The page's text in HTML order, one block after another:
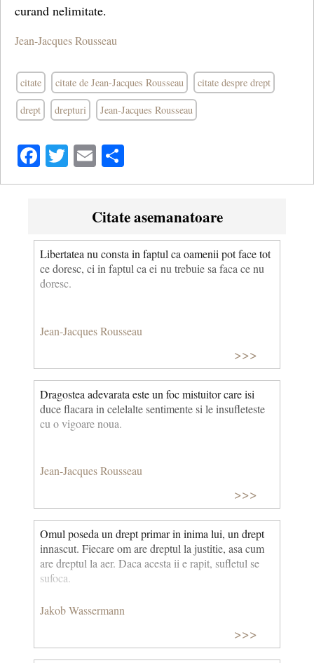
curand nelimitate.
Jean-Jacques Rousseau
citate citate de Jean-Jacques Rousseau citate despre drept
drept drepturi Jean-Jacques Rousseau
Facebook
Twitter
Email
Citate asemanatoare
Libertatea nu consta in faptul ca oamenii pot face tot
ce doresc, ci in faptul ca ei nu trebuie sa faca ce nu
doresc.
Jean-Jacques Rousseau
>>>
Dragostea adevarata este un foc mistuitor care isi
duce flacara in celelalte sentimente si le insufleteste
cu o vigoare noua.
Jean-Jacques Rousseau
>>>
Omul poseda un drept primar in inima lui, un drept
innascut. Fiecare om are dreptul la justitie, asa cum
are dreptul la aer. Daca acesta ii e rapit, sufletul se
sufoca.
Jakob Wassermann
>>>